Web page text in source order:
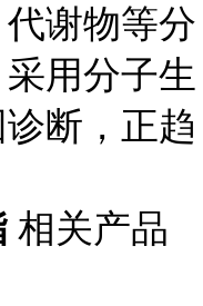
谢物等分
用分子生
断，正趋
相关产品